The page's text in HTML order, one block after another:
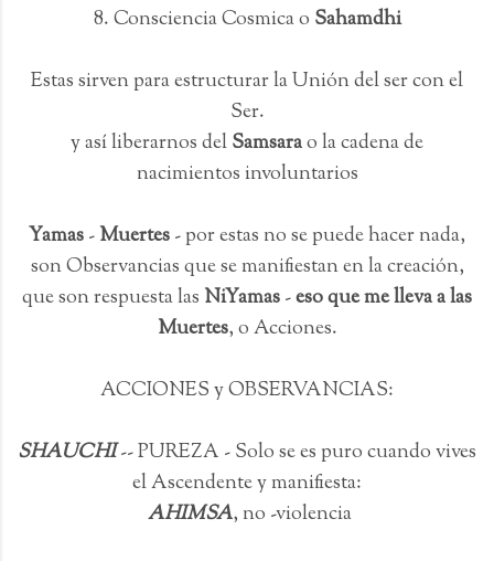
8. Consciencia Cosmica o Sahamdhi
Estas sirven para estructurar la Unión del ser con el
Ser.
y así liberarnos delSamsarao la cadena de
nacimientos involuntarios
Yamas-Muertes- por estas no se puede hacer nada,
son Observancias que se manifiestan en la creación,
que son respuesta las NiYamas-eso que me lleva a las
Muertes, o Acciones.
ACCIONES y OBSERVANCIAS:
SHAUCHI-- PUREZA - Solo se es puro cuando vives
el Ascendente y manifiesta:
AHIMSA, no -violencia